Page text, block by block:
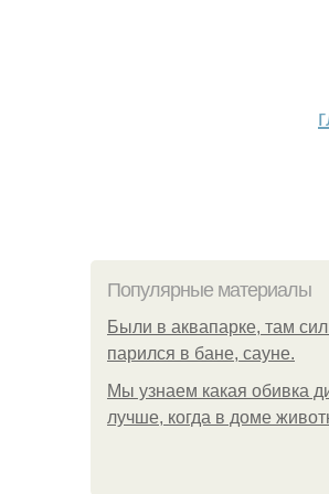
Популярные материалы
Были в аквапарке, там
парился в бане, сауне.
Мы узнаем какая обивка
лучше, когда в доме